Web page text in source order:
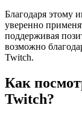
Благодаря этому
уверенно
поддерживая
возможно
Twitch.
Как
Twitch?